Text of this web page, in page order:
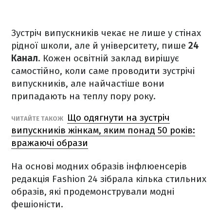
Зустріч випускників чекає не лише у стінах
рідної школи, але й університету, пише 24
Канал. Кожен освітній заклад вирішує
самостійно, коли саме проводити зустрічі
випускників, але найчастіше вони
припадають на теплу пору року.
ЧИТАЙТЕ ТАКОЖ
Що одягнути на зустріч
випускників жінкам, яким понад 50 років:
вражаючі образи
На основі модних образів інфлюенсерів
редакція Fashion 24 зібрала кілька стильних
образів, які продемонстрували модні
фешіоністи.